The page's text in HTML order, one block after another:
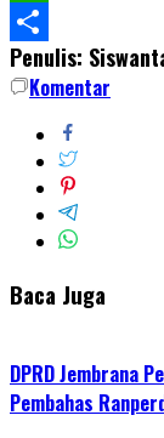
WhatsApp
Share
Penulis:
Komentar
Baca Juga
DPRD Jembrana
Pembahas